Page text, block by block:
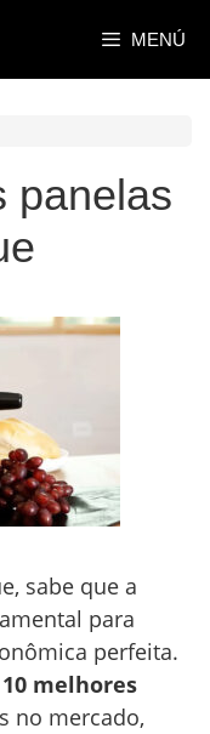
MENÚ
panelas
sabe que a
para
perfeita.
10 melhores
no mercado,